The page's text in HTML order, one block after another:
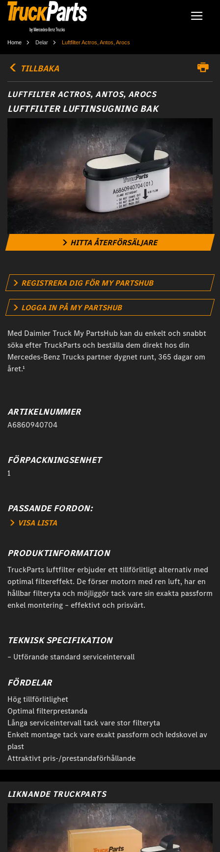
Home Delar Luftfilter Actros, Antos, Arocs
TILLBAKA
LUFTFILTER ACTROS, ANTOS, AROCS
LUFTFILTER LUFTINSUGNING BAK
HITTA ÅTERFÖRSÄLJARE
REGISTRERA DIG FÖR MY PARTSHUB
LOGGA IN PÅ MY PARTSHUB
Med Daimler Truck My PartsHub kan du enkelt och snabbt
söka efter TruckParts och beställa dem direkt hos din
Mercedes-Benz Trucks partner dygnet runt, 365 dagar om
året.¹
ARTIKELNUMMER
A6860940704
FÖRPACKNINGSENHET
1
PASSANDE FORDON:
VISA LISTA
PRODUKTINFORMATION
TruckParts luftfilter erbjuder ett tillförlitligt alternativ med
optimal filtereffekt. De förser motorn med ren luft, har en
hållbar filteryta och möjliggör tack vare sin exakta passform
enkel montering – effektivt och prisvärt.
TEKNISK SPECIFIKATION
– Utförande standard serviceintervall
FÖRDELAR
Hög tillförlitlighet
Optimal filterprestanda
Långa serviceintervall tack vare stor filteryta
Enkelt montage tack vare exakt passform och ledskovel av
plast
Attraktivt pris-/prestandaförhållande
LIKNANDE TRUCKPARTS